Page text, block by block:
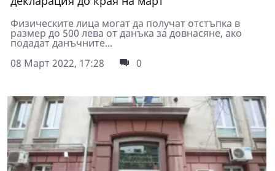
Физическите лица могат да получат отстъпка в
размер до 500 лева от данъка за довнасяне, ако
подадат данъчните...
08 Март 2022, 17:28
0